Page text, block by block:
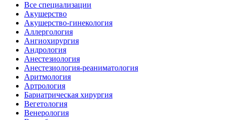
Все специализации
Акушерство
Акушерство-гинекология
Аллергология
Ангиохирургия
Андрология
Анестезиология
Анестезиология-реаниматология
Аритмология
Артрология
Бариатрическая хирургия
Вегетология
Венерология